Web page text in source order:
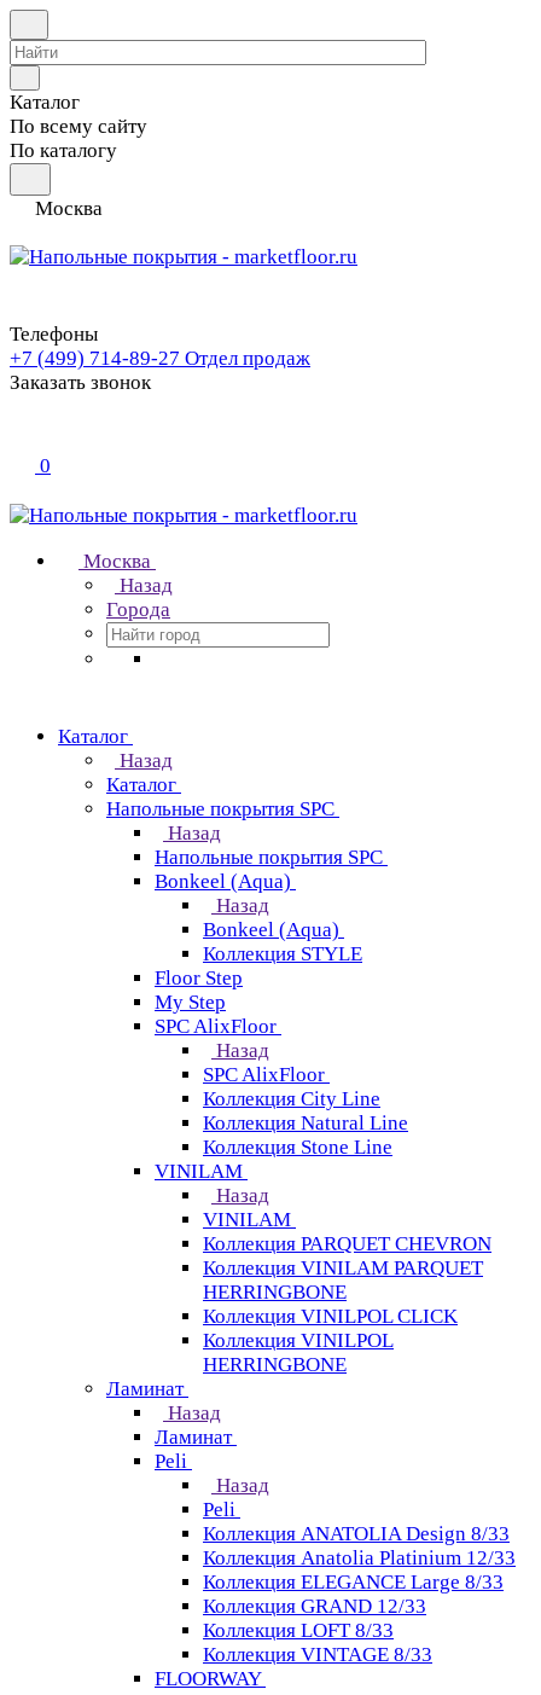
Каталог
По всему сайту
По каталогу
Москва
Телефоны
+7 (499) 714-89-27 Отдел продаж
Заказать звонок
0
Москва
Назад
Города
Каталог
Назад
Каталог
Напольные покрытия SPC
Назад
Напольные покрытия SPC
Bonkeel (Aqua)
Назад
Bonkeel (Aqua)
Коллекция STYLE
Floor Step
My Step
SPC AlixFloor
Назад
SPC AlixFloor
Коллекция City Line
Коллекция Natural Line
Коллекция Stone Line
VINILAM
Назад
VINILAM
Коллекция PARQUET CHEVRON
Коллекция VINILAM PARQUET
HERRINGBONE
Коллекция VINILPOL CLICK
Коллекция VINILPOL
HERRINGBONE
Ламинат
Назад
Ламинат
Peli
Назад
Peli
Коллекция ANATOLIA Design 8/33
Коллекция Anatolia Platinium 12/33
Коллекция ELEGANCE Large 8/33
Коллекция GRAND 12/33
Коллекция LOFT 8/33
Коллекция VINTAGE 8/33
FLOORWAY